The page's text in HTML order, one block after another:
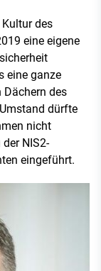
des
eine eigene
eine ganze
Dächern des
dürfte
nicht
NIS2-
eingeführt.